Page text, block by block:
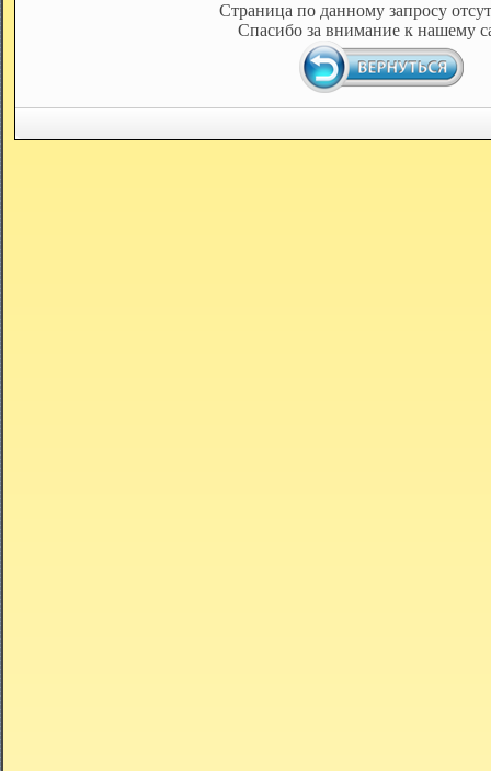
Страница по данному запросу
Спасибо за внимание к нашему